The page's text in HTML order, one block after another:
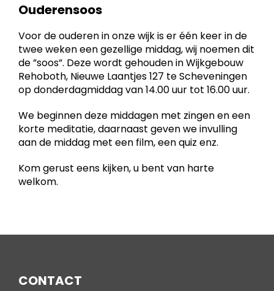
Ouderensoos
Voor de ouderen in onze wijk is er één keer in de
twee weken een gezellige middag, wij noemen dit
de ”soos”. Deze wordt gehouden in Wijkgebouw
Rehoboth, Nieuwe Laantjes 127 te Scheveningen
op donderdagmiddag van 14.00 uur tot 16.00 uur.
We beginnen deze middagen met zingen en een
korte meditatie, daarnaast geven we invulling
aan de middag met een film, een quiz enz.
Kom gerust eens kijken, u bent van harte
welkom.
CONTACT